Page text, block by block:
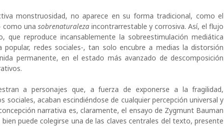
monstruosidad, no aparece en su forma tradicional, como el
como una sobrenaturalezaincontrarrestable y corrosiva. Así, el flujo
reproduce incansablemente la sobreestimulación mediática
redes sociales-, tan solo encubre a medias la distorsión
permanente, en el estado más avanzado de descomposición
a personajes que, a fuerza de exponerse a la fragilidad,
sociales, acaban escindiéndose de cualquier percepción universal y
narrativa es, claramente, el ensayo de Zygmunt Bauman
bien puede colegirse una de las claves centrales del texto, presente